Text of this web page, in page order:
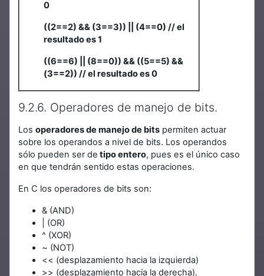
0
((2==2) && (3==3)) || (4==0) // el
resultado es 1
((6==6) || (8==0)) && ((5==5) &&
(3==2)) // el resultado es 0
9.2.6. Operadores de manejo de bits.
Los operadores de manejo de bits permiten actuar
sobre los operandos a nivel de bits. Los operandos
sólo pueden ser de tipo entero, pues es el único caso
en que tendrán sentido estas operaciones.
En C los operadores de bits son:
& (AND)
| (OR)
^ (XOR)
~ (NOT)
<< (desplazamiento hacia la izquierda)
>> (desplazamiento hacia la derecha).